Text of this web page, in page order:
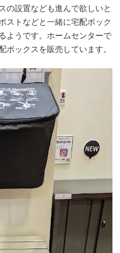
の設置なども進んで欲しいと
ストなどと一緒に宅配ボック
ようです。ホームセンターで
ボックスを販売しています。